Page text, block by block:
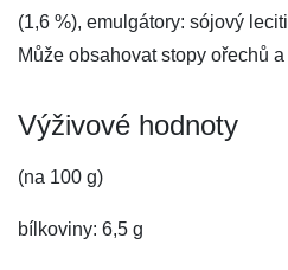
(1,6 %), emulgátory: sójový
Může obsahovat stopy ořechů
Výživové hodnoty
(na 100 g)
bílkoviny: 6,5 g